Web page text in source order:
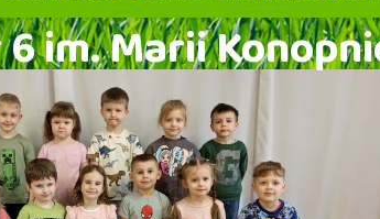
im. Marii